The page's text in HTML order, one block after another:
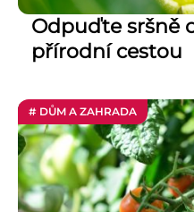
Odpuďte sršně
přírodní cestou
# DŮM A ZAHRADA